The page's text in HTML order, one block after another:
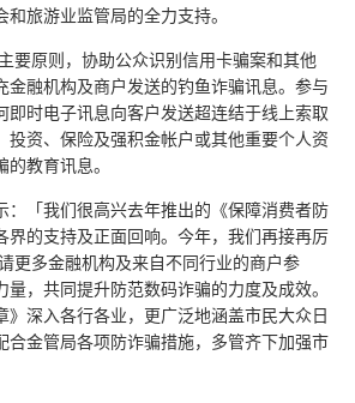
旅游业监管局的全力支持。
要原则，协助公众识别信用卡骗案和其他
金融机构及商户发送的钓鱼诈骗讯息。参与
即时电子讯息向客户发送超连结于线上索取
投资、保险及强积金帐户或其他重要个人资
教育讯息。
：「我们很高兴去年推出的《保障消费者防
界的支持及正面回响。今年，我们再接再厉
更多金融机构及来自不同行业的商户参
，共同提升防范数码诈骗的力度及成效。
》深入各行各业，更广泛地涵盖市民大众日
合金管局各项防诈骗措施，多管齐下加强市